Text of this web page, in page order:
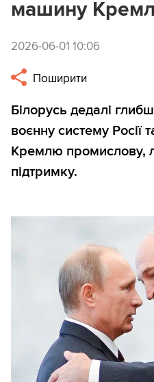
машину
2026-06-01 10:06
Поширити
Білорусь дедалі
воєнну систему Росії
Кремлю промислову,
підтримку.